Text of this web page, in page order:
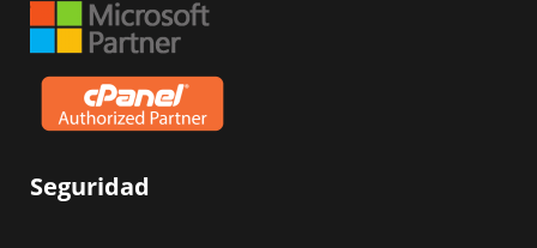
Seguridad